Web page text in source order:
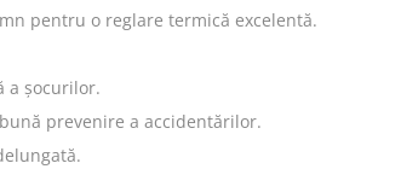
pentru o reglare termică excelentă.
a șocurilor.
prevenire a accidentărilor.